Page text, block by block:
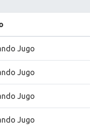
Jugo
Jugo
Jugo
Jugo